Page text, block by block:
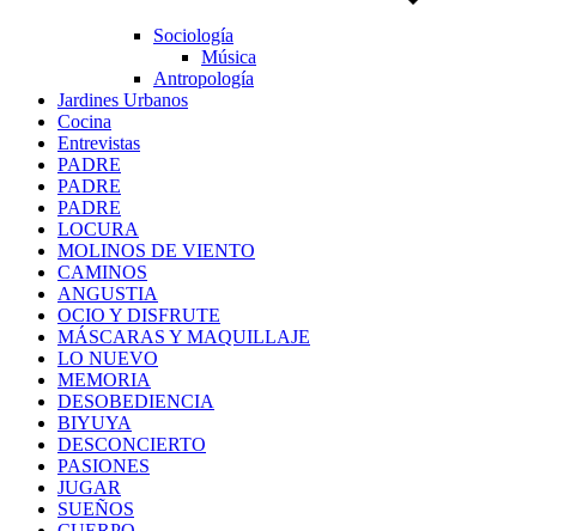
Sociología
Música
Antropología
Jardines Urbanos
Cocina
Entrevistas
PADRE
PADRE
PADRE
LOCURA
MOLINOS DE VIENTO
CAMINOS
ANGUSTIA
OCIO Y DISFRUTE
MÁSCARAS Y MAQUILLAJE
LO NUEVO
MEMORIA
DESOBEDIENCIA
BIYUYA
DESCONCIERTO
PASIONES
JUGAR
SUEÑOS